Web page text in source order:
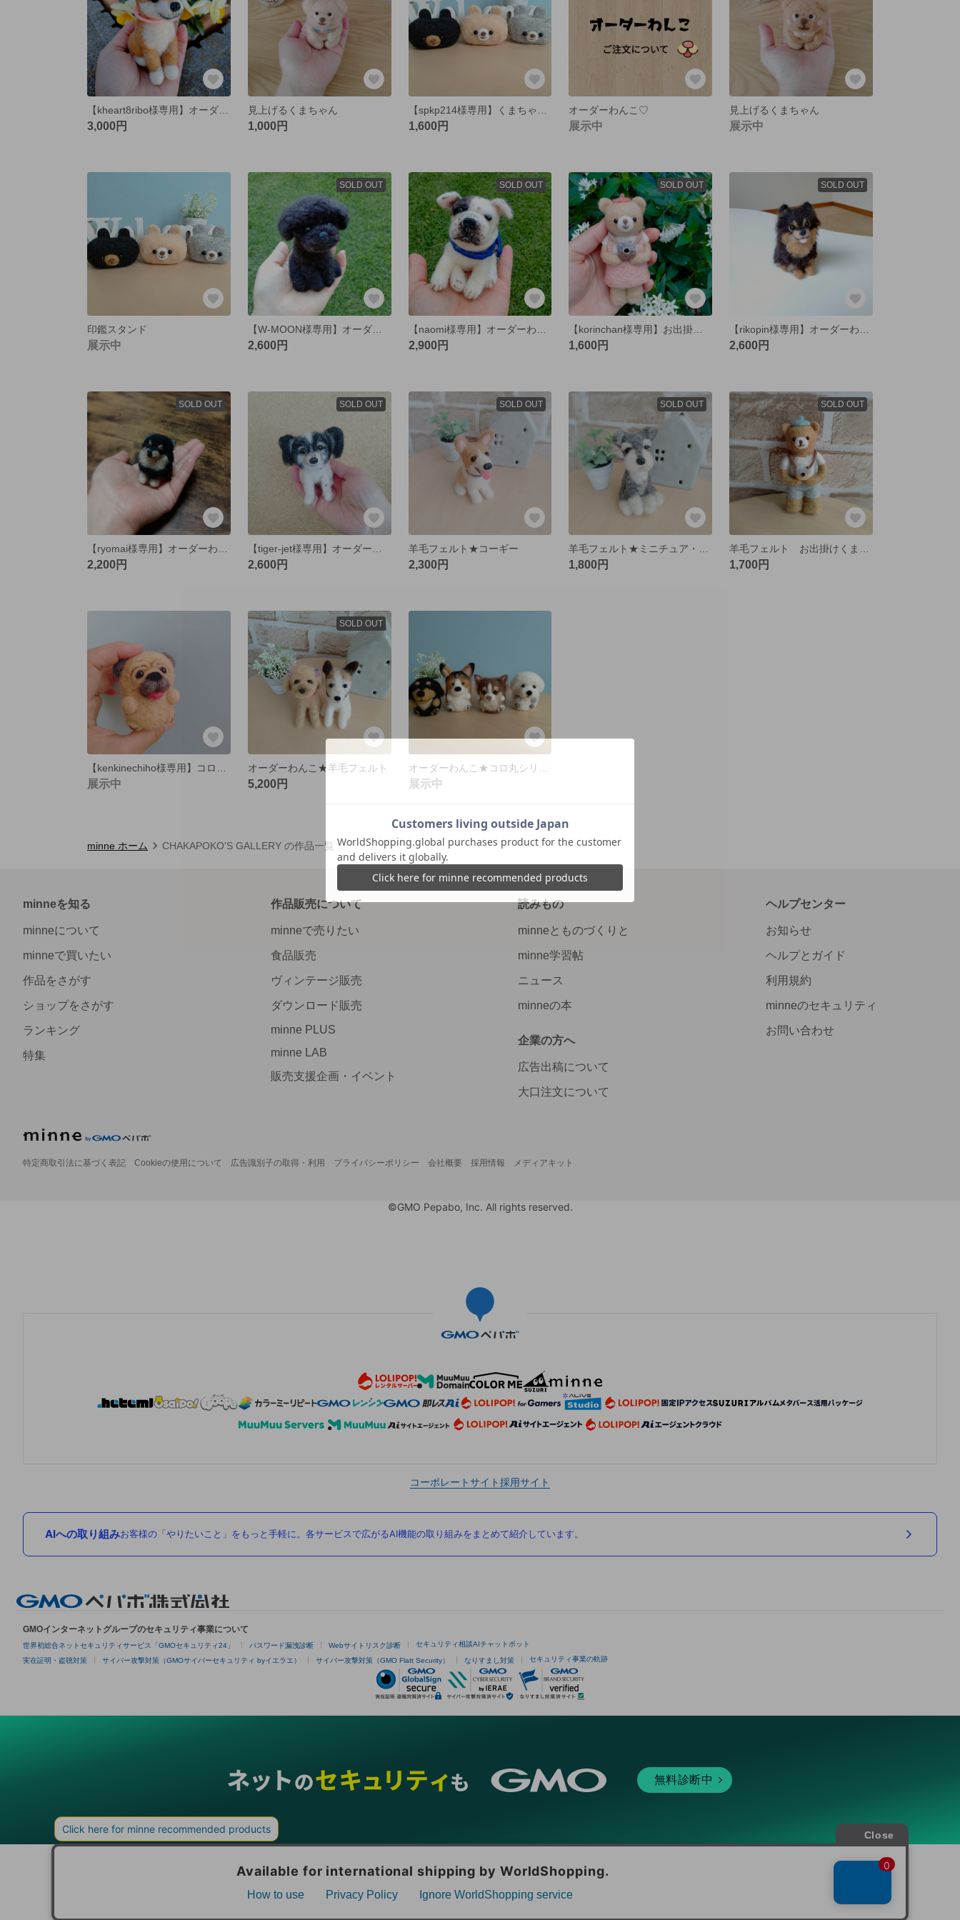
3,000円
見上げるくまちゃん
1,000円 1,600円
オーダーわんこ♡
展示中
見上げるくまちゃん
展示中
印鑑スタンド
展示中
SOLD OUT
【W-MOON様専用】オーダーわんこ
2,600円
SOLD OUT
2,900円
SOLD OUT
1,600円
SOLD OUT
2,600円
SOLD OUT
2,200円
SOLD OUT
2,600円
SOLD OUT
羊毛フェルト★コーギー
2,300円
SOLD OUT
1,800円
SOLD OUT
1,700円
展示中
SOLD OUT
オーダーわんこ★羊毛フェルト
5,200円 展示中
minne ホーム CHAKAPOKO'S GALLERY の作品一覧
minneを知る
minneについて
minneで買いたい
作品をさがす
ショップをさがす
ランキング
特集
作品販売について
minneで売りたい
食品販売
ヴィンテージ販売
ダウンロード販売
minne PLUS
minne LAB
販売支援企画・イベント
読みもの
minneとものづくりと
minne学習帖
ニュース
minneの本
企業の方へ
広告出稿について
大口注文について
ヘルプセンター
お知らせ
ヘルプとガイド
利用規約
minneのセキュリティ
お問い合わせ
特定商取引法に基づく表記 Cookieの使用について 広告識別子の取得・利用 プライバシーポリシー 会社概要 採用情報 メディアキット
©GMO Pepabo, Inc. All rights reserved.
コーポレートサイト採用サイト
AIへの取り組みお客様の「やりたいこと」をもっと手軽に。各サービスで広がるAI機能の取り組みをまとめて紹介しています。
GMOインターネットグループのセキュリティ事業について
世界初総合ネットセキュリティサービス「GMOセキュリティ24」 パスワード漏洩診断 Webサイトリスク診断 セキュリティ相談AIチャットボット
実在証明・盗聴対策 サイバー攻撃対策（GMOサイバーセキュリティ byイエラエ） サイバー攻撃対策（GMO Flatt Security） なりすまし対策 セキュリティ事業の軌跡
無料診断中
セキュリティ マーケティング支援 リサーチ